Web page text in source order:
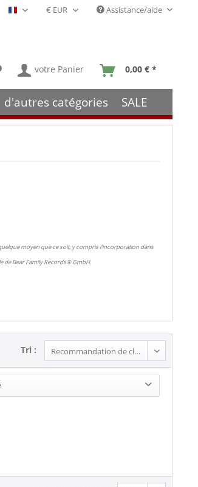
Français- FR Assistance/aide
votre Panier 0,00 € *
d'autres catégories SALE
moyen que ce soit, y compris l'incorporation dans
de Bear Family Records® GmbH.
Tri :